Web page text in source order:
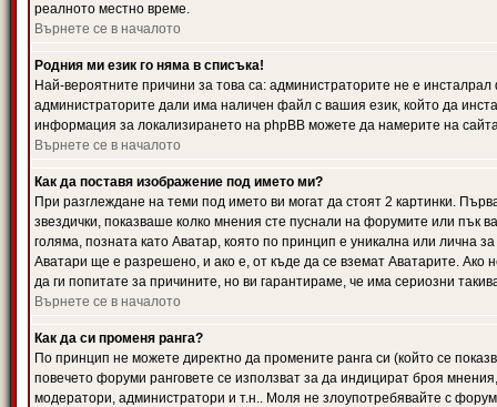
реалното местно време.
Върнете се в началото
Родния ми език го няма в списъка!
Най-вероятните причини за това са: администраторите не е
администраторите дали има наличен файл с вашия език, който да
информация за локализирането на phpBB можете да намерите на
Върнете се в началото
Как да поставя изображение под името ми?
При разглеждане на теми под името ви могат да стоят 2 картинки.
звездички, показваше колко мнения сте пуснали на форумите или пък
голяма, позната като Аватар, която по принцип е уникална или лична
Аватари ще е разрешено, и ако е, от къде да се вземат Аватарите.
да ги попитате за причините, но ви гарантираме, че има сериозни
Върнете се в началото
Как да си променя ранга?
По принцип не можете директно да промените ранга си (който се
повечето форуми ранговете се използват за да индицират броя
модератори, администратори и т.н.. Моля не злоупотребявайте с